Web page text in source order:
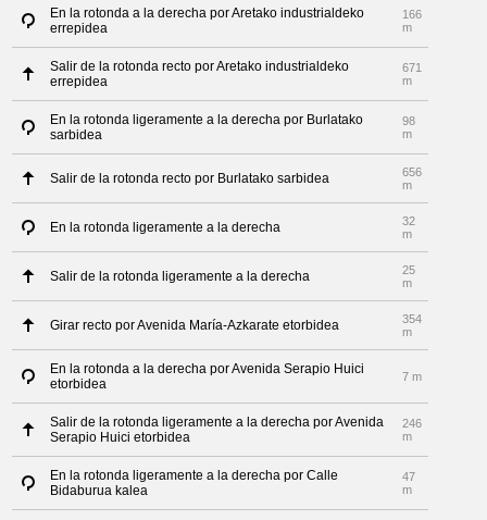
En la rotonda a la derecha por Aretako industrialdeko
errepidea
166
m
Salir de la rotonda recto por Aretako industrialdeko
errepidea
671
m
En la rotonda ligeramente a la derecha por Burlatako
sarbidea
98
m
Salir de la rotonda recto por Burlatako sarbidea
656
m
En la rotonda ligeramente a la derecha
32
m
Salir de la rotonda ligeramente a la derecha
25
m
Girar recto por Avenida María-Azkarate etorbidea
354
m
En la rotonda a la derecha por Avenida Serapio Huici
etorbidea
7 m
Salir de la rotonda ligeramente a la derecha por Avenida
Serapio Huici etorbidea
246
m
En la rotonda ligeramente a la derecha por Calle
Bidaburua kalea
47
m